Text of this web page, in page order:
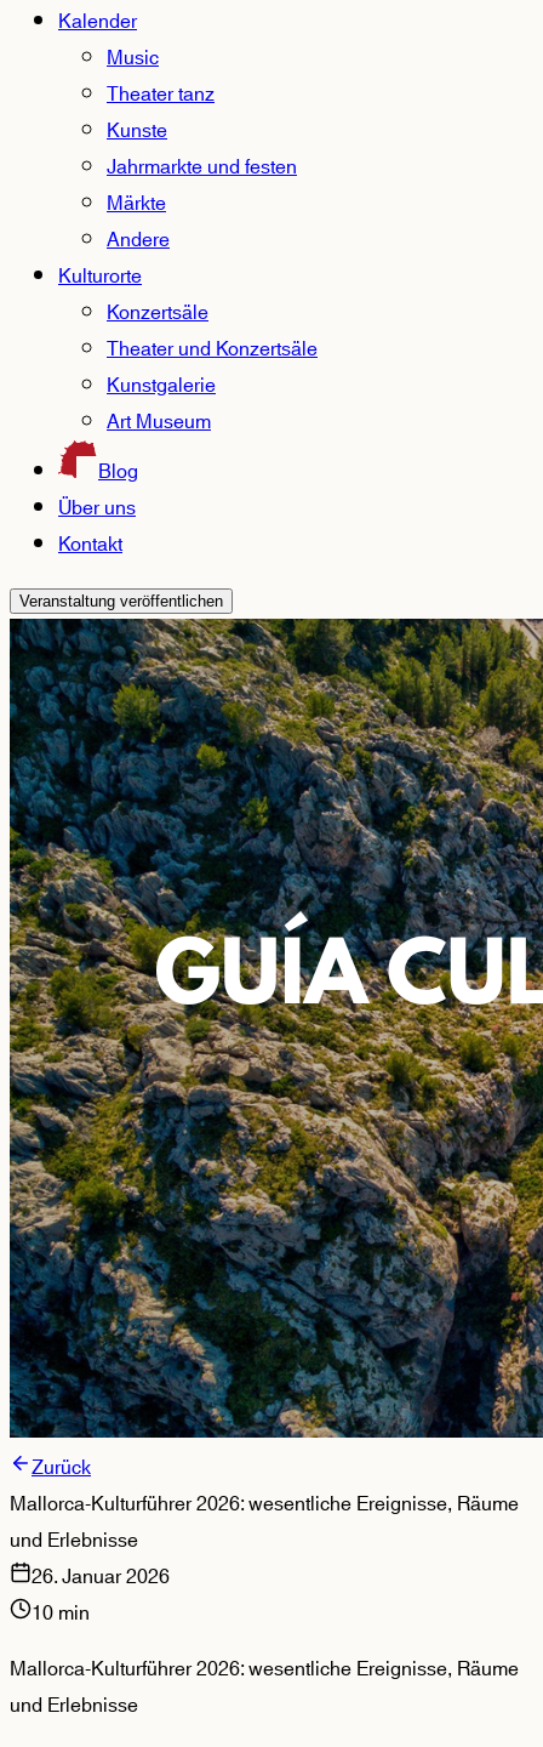
Kalender
Music
Theater tanz
Kunste
Jahrmarkte und festen
Märkte
Andere
Kulturorte
Konzertsäle
Theater und Konzertsäle
Kunstgalerie
Art Museum
Blog
Über uns
Kontakt
Veranstaltung veröffentlichen
Zurück
Mallorca-Kulturführer 2026: wesentliche Ereignisse, Räume
und Erlebnisse
26. Januar 2026
10min
Mallorca-Kulturführer 2026: wesentliche Ereignisse, Räume
und Erlebnisse